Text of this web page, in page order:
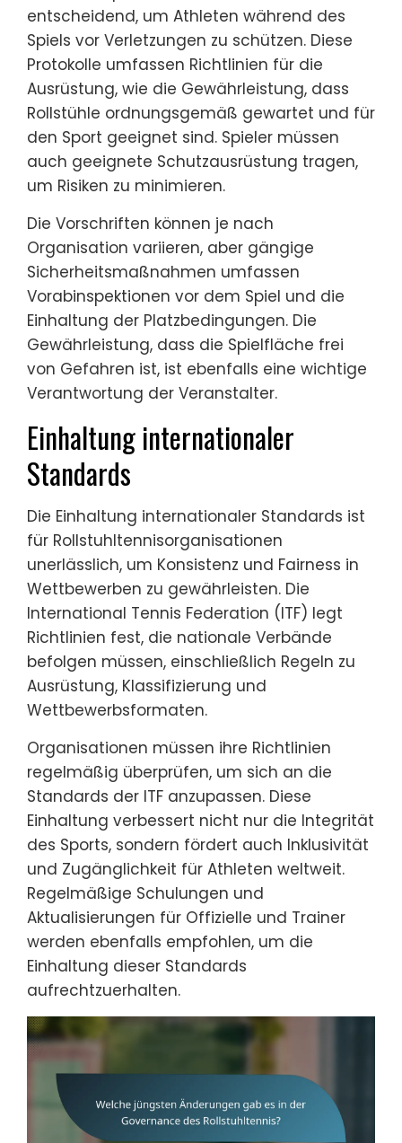
entscheidend, um Athleten während des
Spiels vor Verletzungen zu schützen. Diese
Protokolle umfassen Richtlinien für die
Ausrüstung, wie die Gewährleistung, dass
Rollstühle ordnungsgemäß gewartet und für
den Sport geeignet sind. Spieler müssen
auch geeignete Schutzausrüstung tragen,
um Risiken zu minimieren.
Die Vorschriften können je nach
Organisation variieren, aber gängige
Sicherheitsmaßnahmen umfassen
Vorabinspektionen vor dem Spiel und die
Einhaltung der Platzbedingungen. Die
Gewährleistung, dass die Spielfläche frei
von Gefahren ist, ist ebenfalls eine wichtige
Verantwortung der Veranstalter.
Einhaltung internationaler
Standards
Die Einhaltung internationaler Standards ist
für Rollstuhltennisorganisationen
unerlässlich, um Konsistenz und Fairness in
Wettbewerben zu gewährleisten. Die
International Tennis Federation (ITF) legt
Richtlinien fest, die nationale Verbände
befolgen müssen, einschließlich Regeln zu
Ausrüstung, Klassifizierung und
Wettbewerbsformaten.
Organisationen müssen ihre Richtlinien
regelmäßig überprüfen, um sich an die
Standards der ITF anzupassen. Diese
Einhaltung verbessert nicht nur die Integrität
des Sports, sondern fördert auch Inklusivität
und Zugänglichkeit für Athleten weltweit.
Regelmäßige Schulungen und
Aktualisierungen für Offizielle und Trainer
werden ebenfalls empfohlen, um die
Einhaltung dieser Standards
aufrechtzuerhalten.